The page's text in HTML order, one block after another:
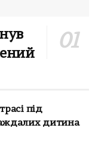
під
дитина